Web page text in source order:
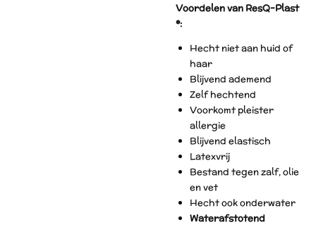
Voordelen van ResQ-Plast
®:
Hecht niet aan huid of
haar
Blijvend ademend
Zelf hechtend
Voorkomt pleister
allergie
Blijvend elastisch
Latexvrij
Bestand tegen zalf, olie
en vet
Hecht ook onderwater
Waterafstotend